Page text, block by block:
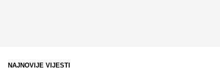
NAJNOVIJE VIJESTI